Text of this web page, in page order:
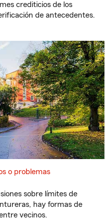
crediticios de los
de antecedentes.
o problemas
sobre límites de
hay formas de
vecinos.